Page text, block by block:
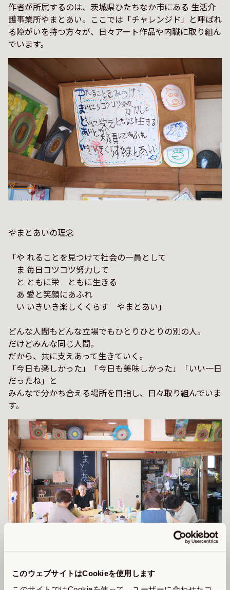
このウェブサイトはCookieを使用します
作者が所属するのは、茨城県ひたちなか市にある 生活介
護事業所やまとあい。ここでは「チャレンジド」と呼ばれ
る障がいを持つ方々が、日々アート作品や内職に取り組ん
でいます。
やまとあいの理念
「や れることを見つけて社会の一員として
ま 毎日コツコツ努力して
と ともに栄　ともに生きる
あ 愛と笑顔にあふれ
い いきいき楽しくくらす　やまとあい」
どんな人間もどんな立場でもひとりひとりの別の人。
だけどみんな同じ人間。
だから、共に支えあって生きていく。
「今日も楽しかった」「今日も美味しかった」「いい一日
だったね」と
みんなで分かち合える場所を目指し、日々取り組んでいま